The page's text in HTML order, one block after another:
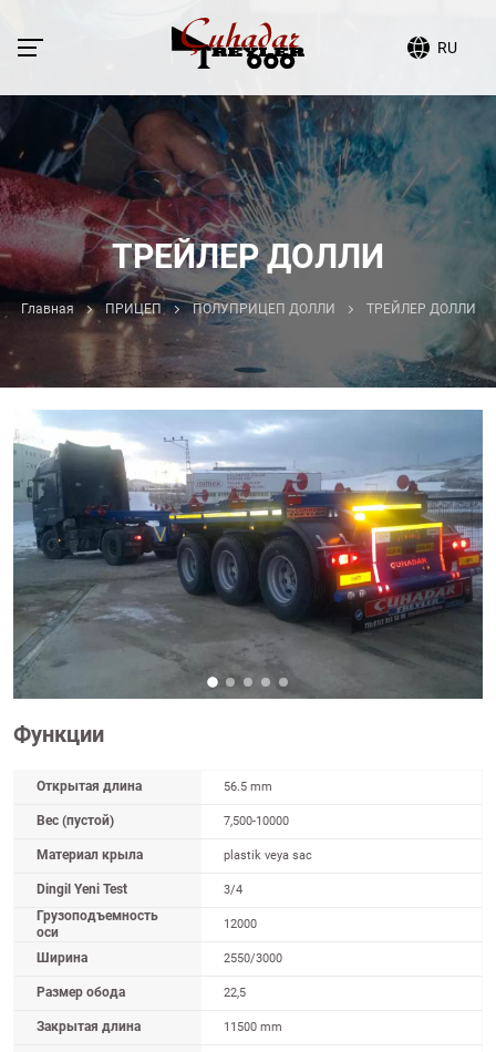
RU
ТРЕЙЛЕР ДОЛЛИ
Главная ПРИЦЕП ПОЛУПРИЦЕП ДОЛЛИ ТРЕЙЛЕР ДОЛЛИ
Функции
Открытая длина 56.5 mm
Вес (пустой) 7,500-10000
Материал крыла plastik veya sac
Dingil Yeni Test 3/4
Грузоподъемность
оси
12000
Ширина 2550/3000
Размер обода 22,5
Закрытая длина 11500 mm